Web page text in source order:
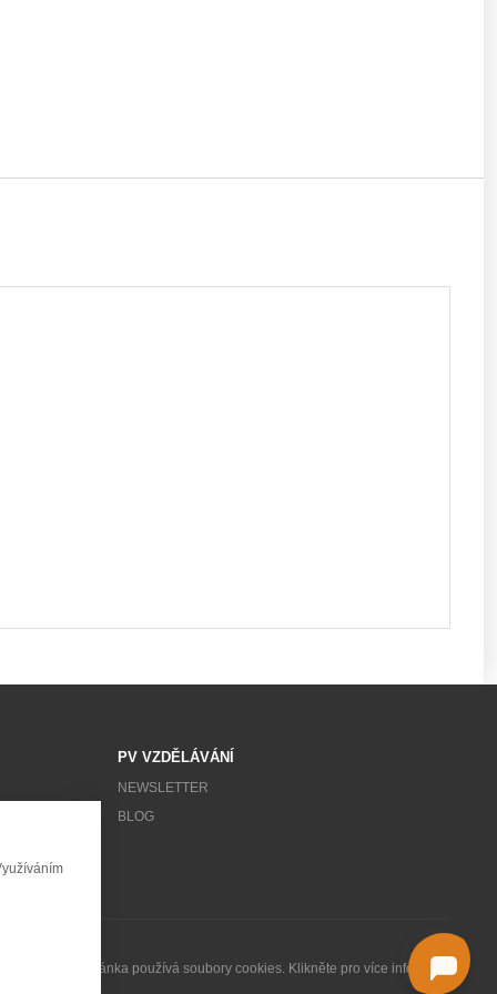
PV VZDĚLÁVÁNÍ
NEWSLETTER
BLOG
Tato stránka používá soubory cookies. Klikněte pro více informací.